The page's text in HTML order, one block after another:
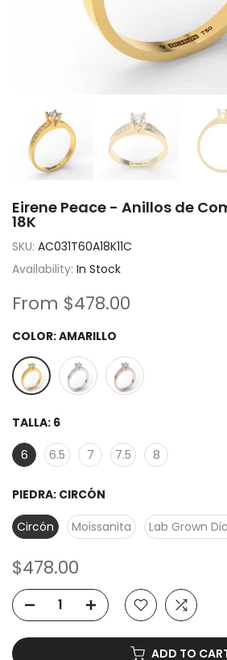
Eirene Peace - Anillos de
18K
SKU: AC031T60A18K11C
Availability: In Stock
From $478.00
COLOR:AMARILLO
TALLA: 6
6
6.5 7 7.5 8
PIEDRA: CIRCÓN
Circón
Moissanita Lab Grown
$478.00
ADD TO